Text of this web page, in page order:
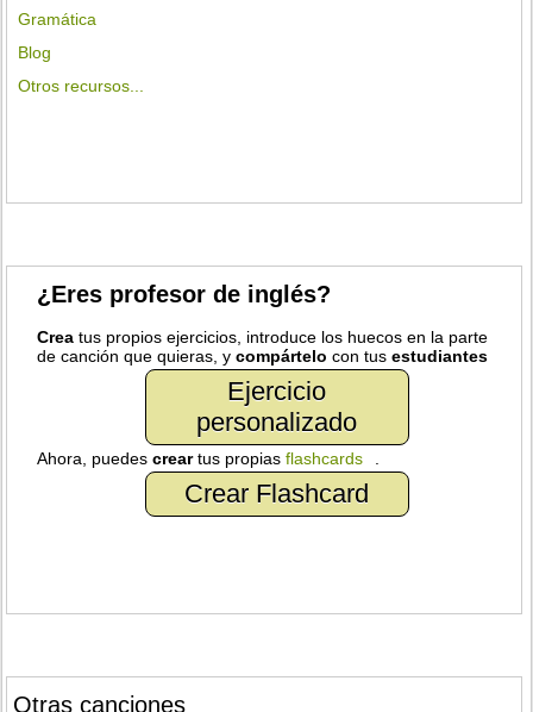
Gramática
Blog
Otros recursos...
¿Eres profesor de inglés?
Crea tus propios ejercicios, introduce los huecos en la parte
de canción que quieras, ycompártelo con tusestudiantes
Ejercicio
personalizado
Ahora, puedescreartus propiasflashcards
Crear Flashcard
Otras canciones